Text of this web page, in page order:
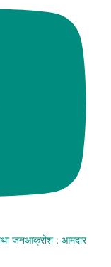
जनआक्रोश : आमदार